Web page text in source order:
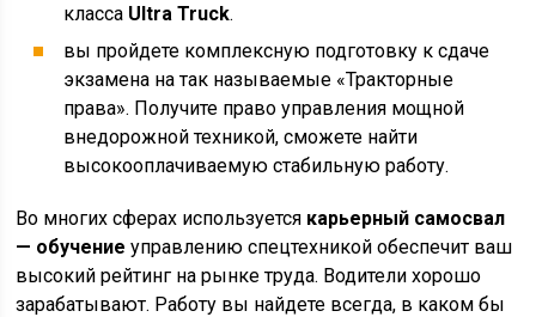
класса Ultra Truck.
вы пройдете комплексную подготовку к сдаче
экзамена на так называемые «Тракторные
права». Получите право управления мощной
внедорожной техникой, сможете найти
высокооплачиваемую стабильную работу.
Во многих сферах используется карьерный самосвал
— обучение управлению спецтехникой обеспечит ваш
высокий рейтинг на рынке труда. Водители хорошо
зарабатывают. Работу вы найдете всегда, в каком бы